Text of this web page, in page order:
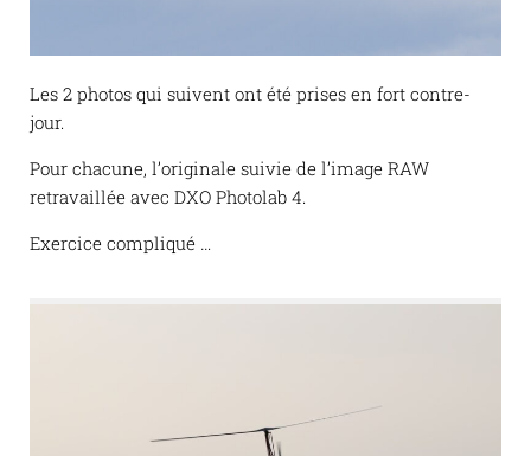
Les 2 photos qui suivent ont été prises en fort contre-
jour.
Pour chacune, l’originale suivie de l’image RAW
retravaillée avec DXO Photolab 4.
Exercice compliqué …